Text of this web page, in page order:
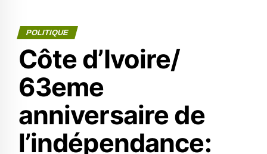
POLITIQUE
Côte d’Ivoire/
63eme
anniversaire de
l’indépendance: